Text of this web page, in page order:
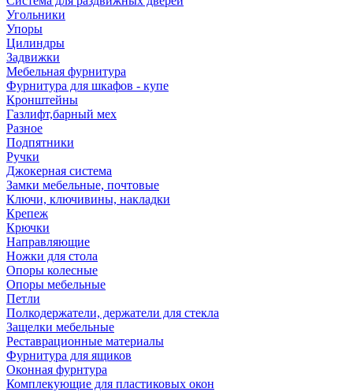
Угольники
Упоры
Цилиндры
Задвижки
Мебельная фурнитура
Фурнитура для шкафов - купе
Кронштейны
Газлифт,барный мех
Разное
Подпятники
Ручки
Джокерная система
Замки мебельные, почтовые
Ключи, ключивины, накладки
Крепеж
Крючки
Направляющие
Ножки для стола
Опоры колесные
Опоры мебельные
Петли
Полкодержатели, держатели для стекла
Защелки мебельные
Реставрационные материалы
Фурнитура для ящиков
Оконная фурнтура
Комплекующие для пластиковых окон